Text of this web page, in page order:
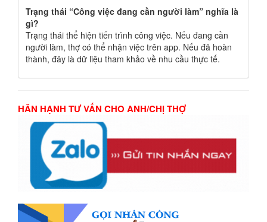
Trạng thái “Công việc đang cần người làm” nghĩa là
gì?
Trạng thái thể hiện tiến trình công việc. Nếu đang cần
người làm, thợ có thể nhận việc trên app. Nếu đã hoàn
thành, đây là dữ liệu tham khảo về nhu cầu thực tế.
HÂN HẠNH TƯ VẤN CHO ANH/CHỊ THỢ